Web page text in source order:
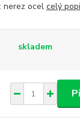
nerez ocel celý
skladem